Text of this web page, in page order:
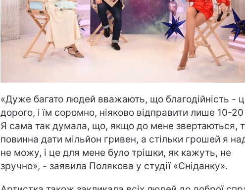
«Дуже багато людей вважають, що благодійність -
дорого, і їм соромно, ніяково відправити лише 10-
Я сама так думала, що, якщо до мене звертаються,
повинна дати мільйон гривен, а стільки грошей я
не можу, і це для мене було трішки, як кажуть, не
зручно», - заявила Полякова у студії «Сніданку».